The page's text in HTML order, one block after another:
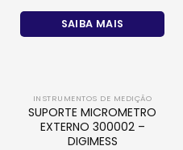
SAIBA MAIS
INSTRUMENTOS DE MEDIÇÃO
SUPORTE MICROMETRO
EXTERNO 300002 –
DIGIMESS